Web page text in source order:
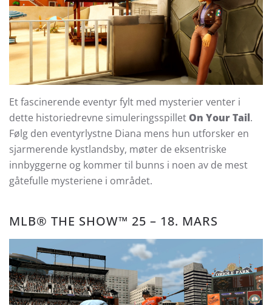
Et fascinerende eventyr fylt med mysterier venter i
dette historiedrevne simuleringsspillet On Your Tail.
Følg den eventyrlystne Diana mens hun utforsker en
sjarmerende kystlandsby, møter de eksentriske
innbyggerne og kommer til bunns i noen av de mest
gåtefulle mysteriene i området.
MLB® THE SHOW™ 25 – 18. MARS